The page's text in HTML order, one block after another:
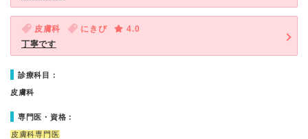
皮膚科 にきび
4.0
丁寧です
診療科目：
皮膚科
専門医・資格：
皮膚科専門医